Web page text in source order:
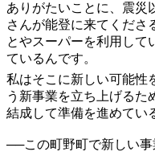
ありがたいことに、震災
さんが能登に来てくださ
とやスーパーを利用して
ているんです。
私はそこに新しい可能性
う新事業を立ち上げるた
結成して準備を進めてい
──この町野町で新しい事